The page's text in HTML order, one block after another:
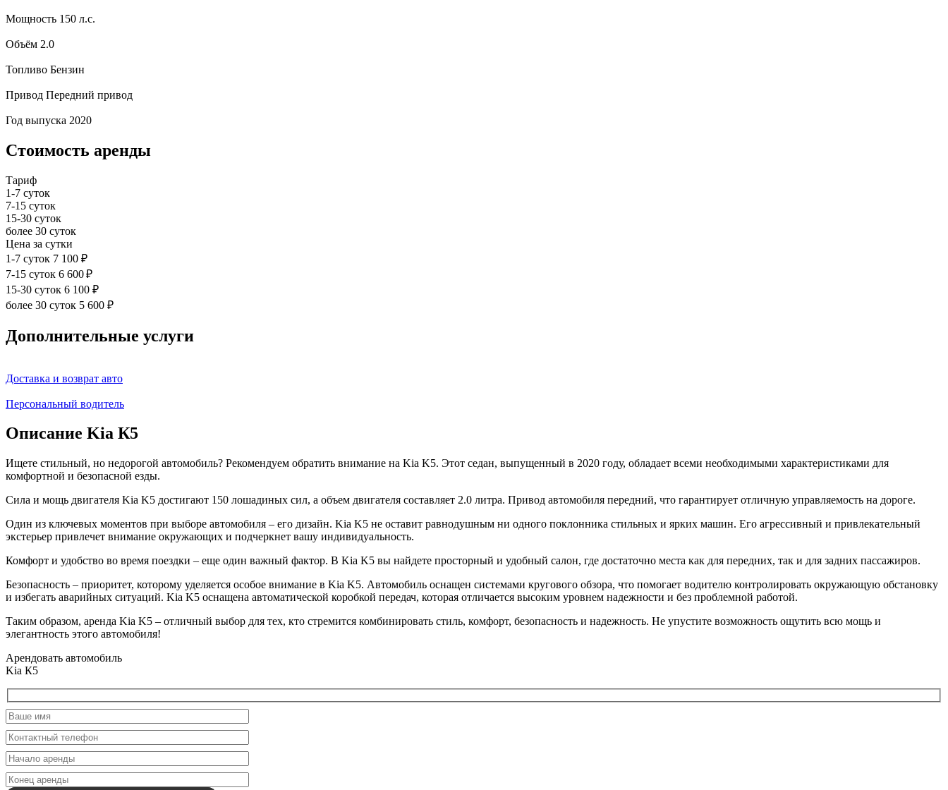
Мощность 150 л.с.
Объём 2.0
Топливо Бензин
Привод Передний привод
Год выпуска 2020
Стоимость аренды
Тариф
1-7 суток
7-15 суток
15-30 суток
более 30 суток
Цена за сутки
1-7 суток 7 100 ₽
7-15 суток 6 600 ₽
15-30 суток 6 100 ₽
более 30 суток 5 600 ₽
Дополнительные услуги
Доставка и возврат авто
Персональный водитель
Описание Kia К5
Ищете стильный, но недорогой автомобиль? Рекомендуем обратить внимание на Kia K5. Этот седан, выпущенный в 2020 году, обладает всеми необходимыми характеристиками для
комфортной и безопасной езды.
Сила и мощь двигателя Kia K5 достигают 150 лошадиных сил, а объем двигателя составляет 2.0 литра. Привод автомобиля передний, что гарантирует отличную управляемость на дороге.
Один из ключевых моментов при выборе автомобиля – его дизайн. Kia K5 не оставит равнодушным ни одного поклонника стильных и ярких машин. Его агрессивный и привлекательный
экстерьер привлечет внимание окружающих и подчеркнет вашу индивидуальность.
Комфорт и удобство во время поездки – еще один важный фактор. В Kia K5 вы найдете просторный и удобный салон, где достаточно места как для передних, так и для задних пассажиров.
Безопасность – приоритет, которому уделяется особое внимание в Kia K5. Автомобиль оснащен системами кругового обзора, что помогает водителю контролировать окружающую обстановку
и избегать аварийных ситуаций. Kia K5 оснащена автоматической коробкой передач, которая отличается высоким уровнем надежности и без проблемной работой.
Таким образом, аренда Kia K5 – отличный выбор для тех, кто стремится комбинировать стиль, комфорт, безопасность и надежность. Не упустите возможность ощутить всю мощь и
элегантность этого автомобиля!
Арендовать автомобиль
Kia К5